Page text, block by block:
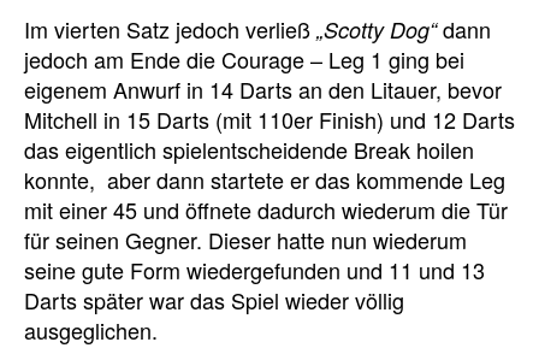
Im vierten Satz jedoch verließ „Scotty Dog“dann
jedoch am Ende die Courage – Leg 1 ging bei
eigenem Anwurf in 14 Darts an den Litauer, bevor
Mitchell in 15 Darts (mit 110er Finish) und 12 Darts
das eigentlich spielentscheidende Break hoilen
konnte, aber dann startete er das kommende Leg
mit einer 45 und öffnete dadurch wiederum die Tür
für seinen Gegner. Dieser hatte nun wiederum
seine gute Form wiedergefunden und 11 und 13
Darts später war das Spiel wieder völlig
ausgeglichen.